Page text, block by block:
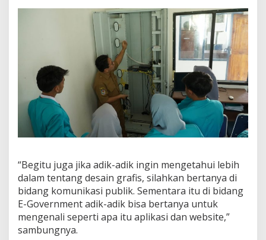
“Begitu juga jika adik-adik ingin mengetahui lebih
dalam tentang desain grafis, silahkan bertanya di
bidang komunikasi publik. Sementara itu di bidang
E-Government adik-adik bisa bertanya untuk
mengenali seperti apa itu aplikasi dan website,”
sambungnya.